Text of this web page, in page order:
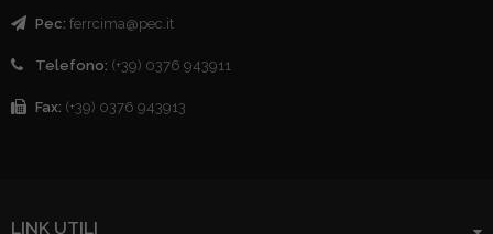
Pec: ferrcima@pec.it
Telefono: (+39) 0376 943911
Fax: (+39) 0376 943913
LINK UTILI